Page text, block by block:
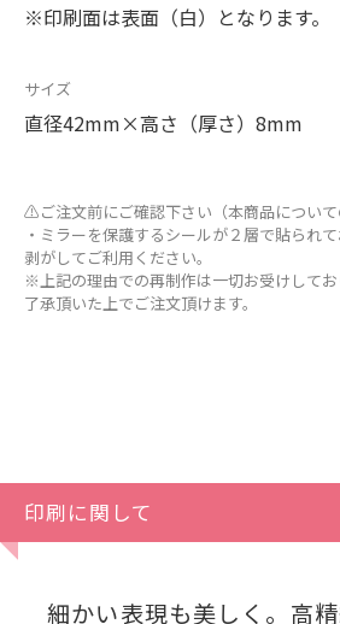
※印刷面は表面（白）となります。
サイズ
直径42mm×高さ（厚さ）8mm
⚠ご注文前にご確認下さい（本商品について
・ミラーを保護するシールが２層で貼られ
剥がしてご利用ください。
※上記の理由での再制作は一切お受けして
了承頂いた上でご注文頂けます。
印刷に関して
細かい表現も美しく。高